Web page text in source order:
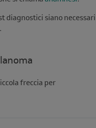
diagnostici siano necessari
freccia per